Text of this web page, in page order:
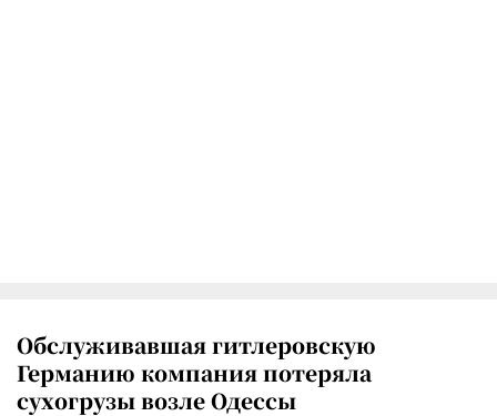
Обслуживавшая гитлеровскую
Германию компания потеряла
сухогрузы возле Одессы